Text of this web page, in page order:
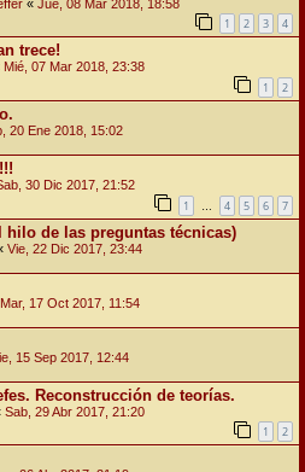
« Jue, 08 Mar 2018, 18:58
1 2 3 4
trece!
Mié, 07 Mar 2018, 23:38
1 2
20 Ene 2018, 15:02
30 Dic 2017, 21:52
1 … 4 5 6 7
hilo de las preguntas técnicas)
Vie, 22 Dic 2017, 23:44
Mar, 17 Oct 2017, 11:54
15 Sep 2017, 12:44
Reconstrucción de teorías.
Sab, 29 Abr 2017, 21:20
1 2